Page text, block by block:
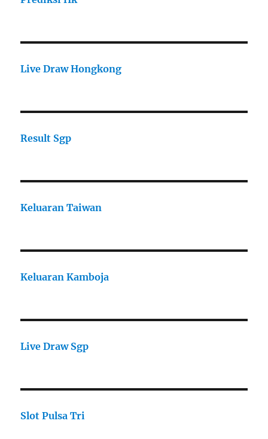
Live Draw Hongkong
Result Sgp
Keluaran Taiwan
Keluaran Kamboja
Live Draw Sgp
Slot Pulsa Tri